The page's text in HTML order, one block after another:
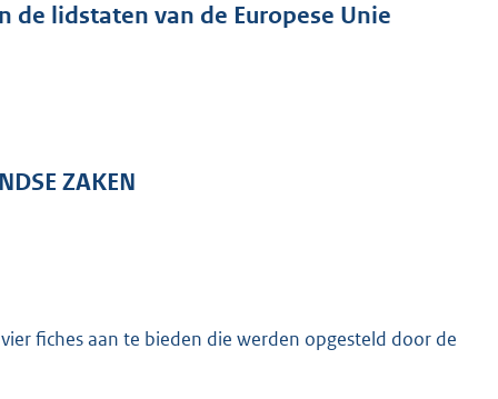
lidstaten van de Europese Unie
ZAKEN
fiches aan te bieden die werden opgesteld door de